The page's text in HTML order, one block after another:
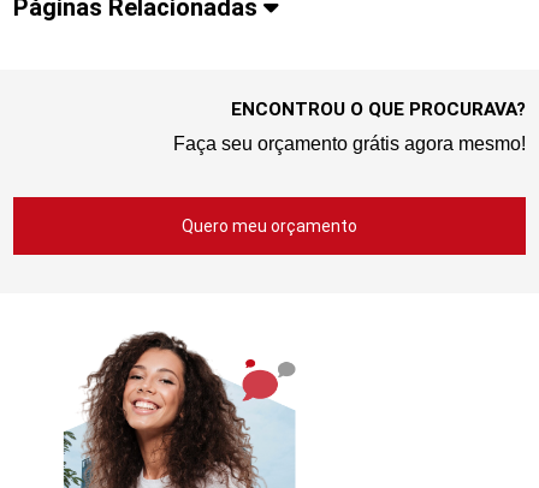
Páginas Relacionadas
ENCONTROU O QUE PROCURAVA?
Faça seu orçamento grátis agora mesmo!
Quero meu orçamento